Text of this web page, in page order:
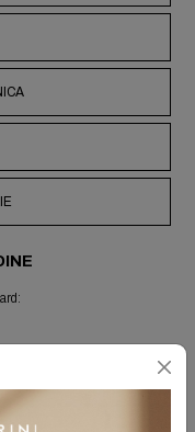
acquisto oppure “paga in un
che prevedono il fast-